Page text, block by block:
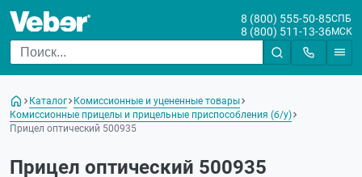
8 (800) 555-50-85СПБ
8 (800) 511-13-36МСК
Каталог
Комиссионные и уцененные товары
Комиссионные прицелы и прицельные приспособления (б/у)
Прицел оптический 500935
Прицел оптический 500935